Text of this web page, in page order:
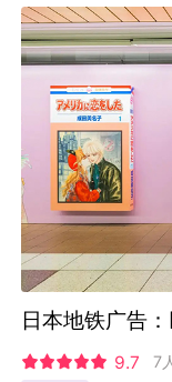
日本地铁广告
9.7 7